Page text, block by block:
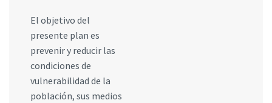
El objetivo del
presente plan es
prevenir y reducir las
condiciones de
vulnerabilidad de la
población, sus medios